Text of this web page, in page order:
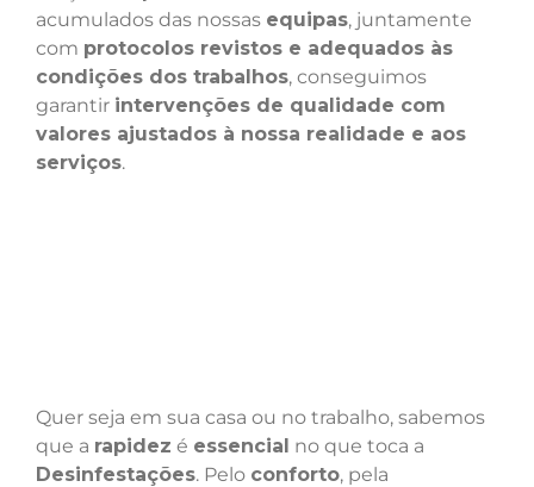
acumulados das nossas equipas, juntamente
com protocolos revistos e adequados às
condições dos trabalhos, conseguimos
garantir intervenções de qualidade com
valores ajustados à nossa realidade e aos
serviços.
Quer seja em sua casa ou no trabalho, sabemos
que a rapidez é essencial no que toca a
Desinfestações. Pelo conforto, pela